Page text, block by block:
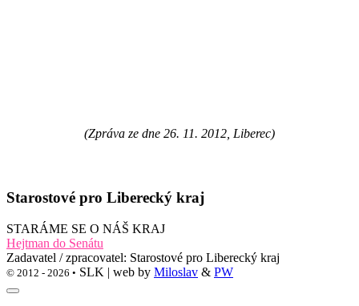
(Zpráva ze dne 26. 11. 2012, Liberec)
Starostové pro Liberecký kraj
STARÁME SE O NÁŠ KRAJ
Hejtman do Senátu
Zadavatel / zpracovatel: Starostové pro Liberecký kraj
© 2012 - 2026 • SLK | web by Miloslav & PW